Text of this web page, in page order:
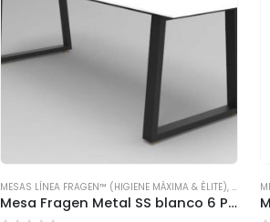
MESAS LÍNEA FRAGEN™ (HIGIENE MÁXIMA & ÉLITE), MESAS
Mesa Fragen Metal SS blanco 6 Personas TRINEO